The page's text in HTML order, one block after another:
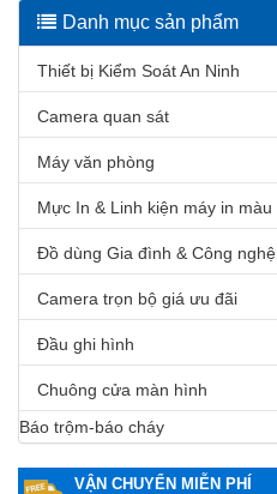
Danh mục sản phẩm
Thiết bị Kiểm Soát An Ninh
Camera quan sát
Máy văn phòng
Mực In & Linh kiện máy in màu
Đồ dùng Gia đình & Công nghệ
Camera trọn bộ giá ưu đãi
Đầu ghi hình
Chuông cửa màn hình
Báo trộm-báo cháy
VẬN CHUYỂN MIỄN PHÍ